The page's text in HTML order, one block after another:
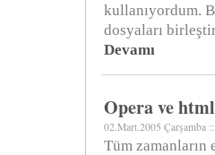
kullanıyordum.
dosyaları
Devamı
Opera ve
02.Mart.2005 Çarşamba
Tüm zamanların